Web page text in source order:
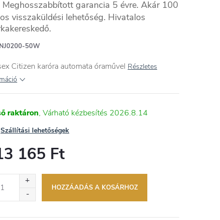
Meghosszabbított garancia 5 évre. Akár 100
visszaküldési lehetőség. Hivatalos
NJ0200-50W
Citizen karóra automata óraművel Részletes
raktáron 2026.8.14
Szállítási lehetőségek
165 Ft
HOZZÁADÁS A KOSÁRHOZ